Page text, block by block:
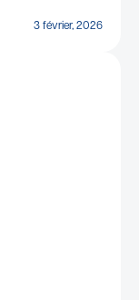
3 février, 2026